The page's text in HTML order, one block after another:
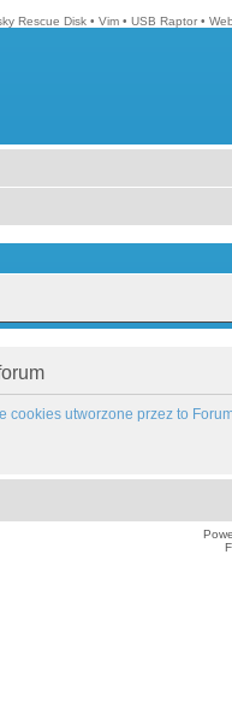
Rescue Disk • Vim • USB Raptor •
cookies utworzone przez to